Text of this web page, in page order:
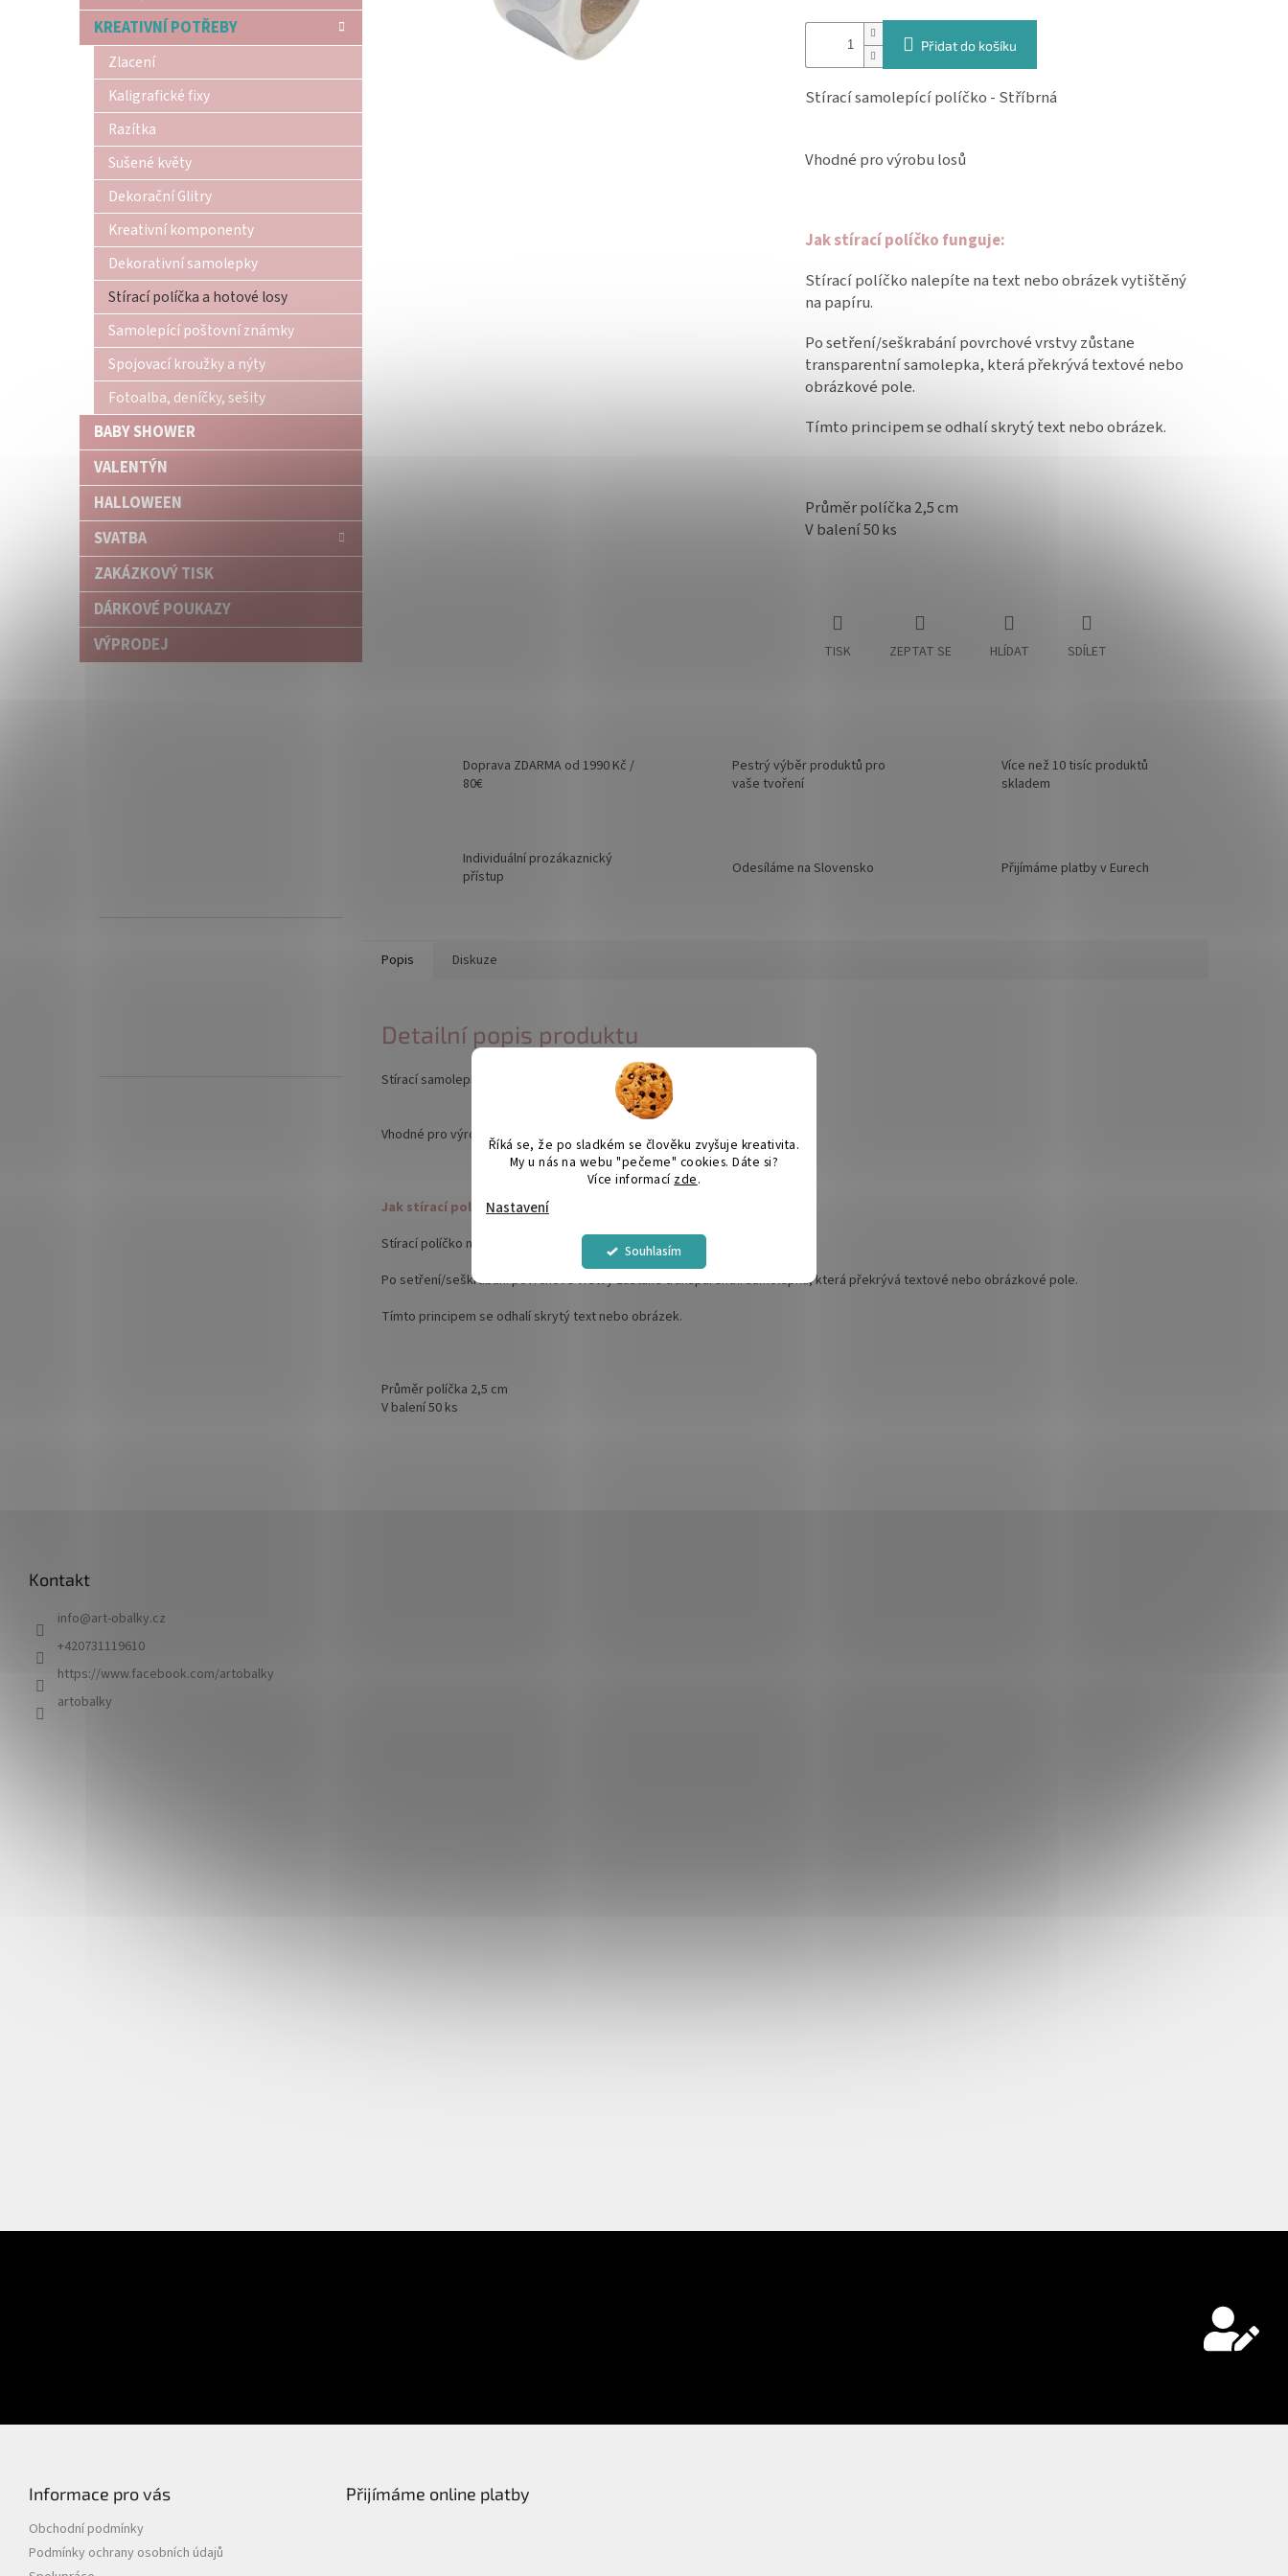
Říká se, že po sladkém se člověku zvyšuje kreativita.
My u nás na webu "pečeme" cookies. Dáte si?
Více informací zde.
Nastavení
Souhlasím
n
KREATIVNÍ POTŘEBY
Zlacení
Kaligrafické fixy
Razítka
Sušené květy
Dekorační Glitry
Kreativní komponenty
Dekorativní samolepky
Stírací políčka a hotové losy
Samolepící poštovní známky
Spojovací kroužky a nýty
Fotoalba, deníčky, sešity
BABY SHOWER
VALENTÝN
HALLOWEEN
SVATBA
ZAKÁZKOVÝ TISK
DÁRKOVÉ POUKAZY
VÝPRODEJ
Přidat do košíku
Stírací samolepící políčko - Stříbrná
Vhodné pro výrobu losů
Jak stírací políčko funguje:
Stírací políčko nalepíte na text nebo obrázek vytištěný
na papíru.
Po setření/seškrabání povrchové vrstvy zůstane
transparentní samolepka, která překrývá textové nebo
obrázkové pole.
Tímto principem se odhalí skrytý text nebo obrázek.
Průměr políčka 2,5 cm
V balení 50 ks
TISK ZEPTAT SE HLÍDAT SDÍLET
Doprava ZDARMA od 1990 Kč /
80€
Pestrý výběr produktů pro
vaše tvoření
Více než 10 tisíc produktů
skladem
Individuální prozákaznický
přístup
Odesíláme na Slovensko Přijímáme platby v Eurech
Popis Diskuze
Detailní popis produktu
Stírací samolepící políčko - Stříbrná
Vhodné pro výrobu losů
Jak stírací políčko funguje:
Stírací políčko nalepíte na text nebo obrázek vytištěný na papíru.
Po setření/seškrabání povrchové vrstvy zůstane transparentní samolepka, která překrývá textové nebo obrázkové pole.
Tímto principem se odhalí skrytý text nebo obrázek.
Průměr políčka 2,5 cm
V balení 50 ks
Kontakt
info@art-obalky.cz
+420731119610
https://www.facebook.com/artobalky
artobalky
Informace pro vás
Obchodní podmínky
Podmínky ochrany osobních údajů
Přijímáme online platby